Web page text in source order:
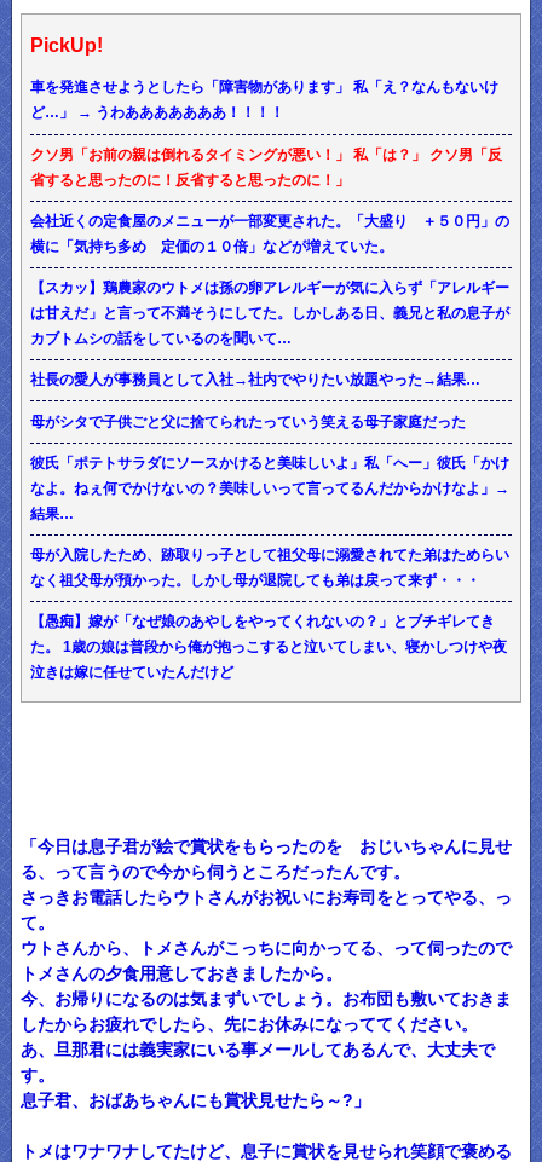
PickUp!
車を発進させようとしたら「障害物があります」 私「え？なんもないけ
ど…」 → うわあああああああ！！！！
クソ男「お前の親は倒れるタイミングが悪い！」 私「は？」 クソ男「反
省すると思ったのに！反省すると思ったのに！」
会社近くの定食屋のメニューが一部変更された。「大盛り ＋５０円」の
横に「気持ち多め 定価の１０倍」などが増えていた。
【スカッ】鶏農家のウトメは孫の卵アレルギーが気に入らず「アレルギー
は甘えだ」と言って不満そうにしてた。しかしある日、義兄と私の息子が
カブトムシの話をしているのを聞いて…
社長の愛人が事務員として入社→社内でやりたい放題やった→結果…
母がシタで子供ごと父に捨てられたっていう笑える母子家庭だった
彼氏「ポテトサラダにソースかけると美味しいよ」私「へー」彼氏「かけ
なよ。ねぇ何でかけないの？美味しいって言ってるんだからかけなよ」→
結果…
母が入院したため、跡取りっ子として祖父母に溺愛されてた弟はためらい
なく祖父母が預かった。しかし母が退院しても弟は戻って来ず・・・
【愚痴】嫁が「なぜ娘のあやしをやってくれないの？」とブチギレてき
た。 1歳の娘は普段から俺が抱っこすると泣いてしまい、寝かしつけや夜
泣きは嫁に任せていたんだけど
「今日は息子君が絵で賞状をもらったのを おじいちゃんに見せ
る、って言うので今から伺うところだったんです。
さっきお電話したらウトさんがお祝いにお寿司をとってやる、っ
て。
ウトさんから、トメさんがこっちに向かってる、って伺ったので
トメさんの夕食用意しておきましたから。
今、お帰りになるのは気まずいでしょう。お布団も敷いておきま
したからお疲れでしたら、先にお休みになっててください。
あ、旦那君には義実家にいる事メールしてあるんで、大丈夫で
す。
息子君、おばあちゃんにも賞状見せたら～?」
トメはワナワナしてたけど、息子に賞状を見せられ笑顔で褒める